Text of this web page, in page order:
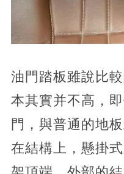
油門踏板雖說比
本其實并不高，
門，與普通的地
在結構上，懸掛